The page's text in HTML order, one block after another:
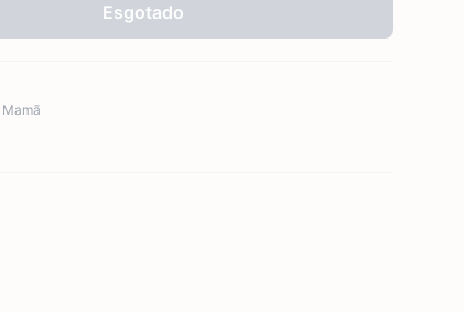
Esgotado
Mamã